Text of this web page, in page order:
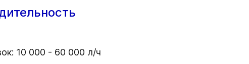
10 000 - 60 000 л/ч